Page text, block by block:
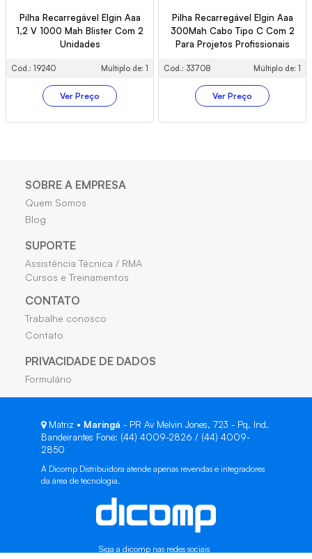
Pilha Recarregável Elgin Aaa
1,2 V 1000 Mah Blister Com 2
Unidades
Cód.: 19240 Múltiplo de: 1
Ver Preço
Pilha Recarregável Elgin Aaa
300Mah Cabo Tipo C Com 2
Para Projetos Profissionais
Cód.: 33708 Múltiplo de: 1
Ver Preço
SOBRE A EMPRESA
Quem Somos
Blog
SUPORTE
Assistência Técnica / RMA
Cursos e Treinamentos
CONTATO
Trabalhe conosco
Contato
PRIVACIDADE DE DADOS
Formulário
Matriz • Maringá - PR Av Melvin Jones, 723 - Pq. Ind.
Bandeirantes Fone: (44) 4009-2826 / (44) 4009-
2850
A Dicomp Distribuidora atende apenas revendas e integradores
da área de tecnologia.
Siga a dicomp nas redes sociais